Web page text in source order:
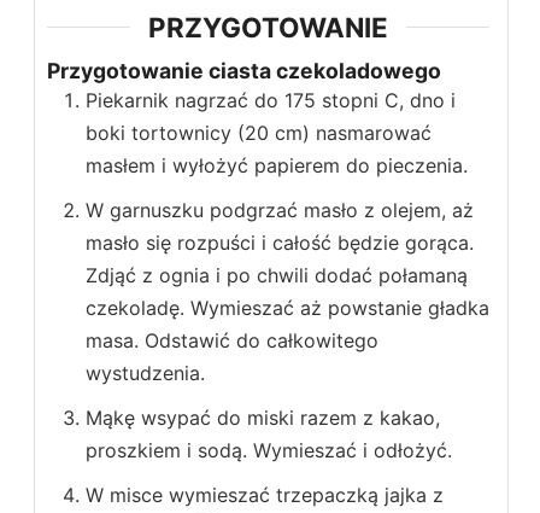
PRZYGOTOWANIE
Przygotowanie ciasta czekoladowego
Piekarnik nagrzać do 175 stopni C, dno i
boki tortownicy (20 cm) nasmarować
masłem i wyłożyć papierem do pieczenia.
W garnuszku podgrzać masło z olejem, aż
masło się rozpuści i całość będzie gorąca.
Zdjąć z ognia i po chwili dodać połamaną
czekoladę. Wymieszać aż powstanie gładka
masa. Odstawić do całkowitego
wystudzenia.
Mąkę wsypać do miski razem z kakao,
proszkiem i sodą. Wymieszać i odłożyć.
W misce wymieszać trzepaczką jajka z